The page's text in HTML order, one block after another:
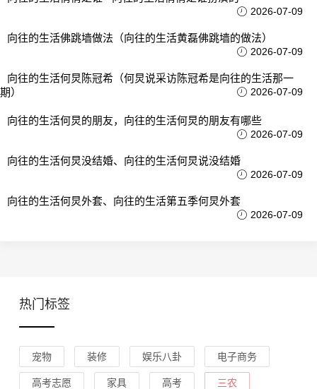
2026-07-09
向往的生活佛跳墙做法（向往的生活黄磊佛跳墙的做法）
2026-07-09
向往的生活何炅陈冠希（何炅说采访陈冠希是向往的生活那一
期）
2026-07-09
向往的生活何炅的朋友，向往的生活何炅的朋友有哪些
2026-07-09
向往的生活何炅没结婚、向往的生活何炅说没结婚
2026-07-09
向往的生活何炅外套、向往的生活第五季何炅外套
2026-07-09
热门标签
宠物 装修 娱乐八卦 电子商务
高考志愿 家具 高考 三农